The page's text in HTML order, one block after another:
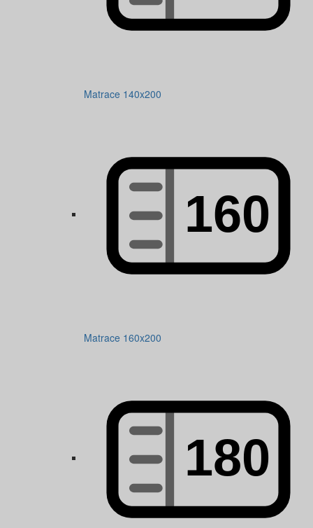
Matrace 140x200
Matrace 160x200